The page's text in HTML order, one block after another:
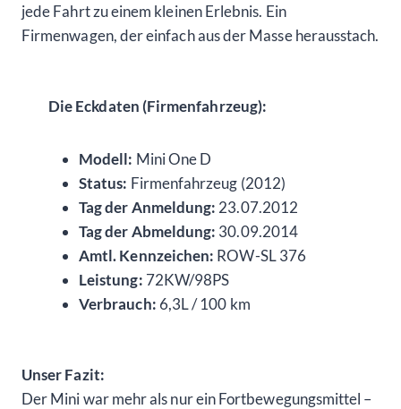
jede Fahrt zu einem kleinen Erlebnis. Ein
Firmenwagen, der einfach aus der Masse herausstach.
Die Eckdaten (Firmenfahrzeug):
Modell: Mini One D
Status: Firmenfahrzeug (2012)
Tag der Anmeldung: 23.07.2012
Tag der Abmeldung: 30.09.2014
Amtl. Kennzeichen: ROW-SL 376
Leistung: 72KW/98PS
Verbrauch: 6,3L / 100 km
Unser Fazit:
Der Mini war mehr als nur ein Fortbewegungsmittel –